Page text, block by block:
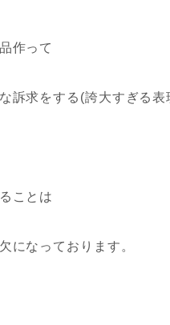
作って
な訴求をする(誇大すぎる
ことは
になっております。